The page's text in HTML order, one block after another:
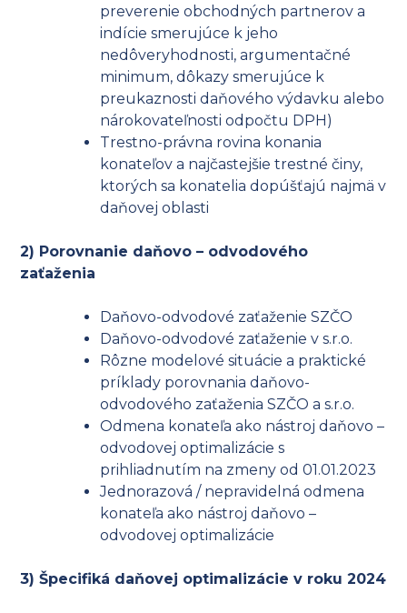
preverenie obchodných partnerov a
indície smerujúce k jeho
nedôveryhodnosti, argumentačné
minimum, dôkazy smerujúce k
preukaznosti daňového výdavku alebo
nárokovateľnosti odpočtu DPH)
Trestno-právna rovina konania
konateľov a najčastejšie trestné činy,
ktorých sa konatelia dopúšťajú najmä v
daňovej oblasti
2) Porovnanie daňovo – odvodového
zaťaženia
Daňovo-odvodové zaťaženie SZČO
Daňovo-odvodové zaťaženie v s.r.o.
Rôzne modelové situácie a praktické
príklady porovnania daňovo-
odvodového zaťaženia SZČO a s.r.o.
Odmena konateľa ako nástroj daňovo –
odvodovej optimalizácie s
prihliadnutím na zmeny od 01.01.2023
Jednorazová / nepravidelná odmena
konateľa ako nástroj daňovo –
odvodovej optimalizácie
3) Špecifiká daňovej optimalizácie v roku 2024